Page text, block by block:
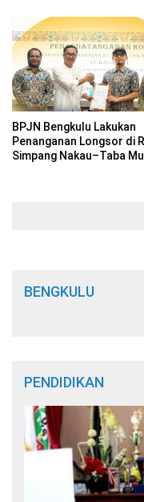
BPJN Bengkulu Lakukan
Penanganan Longsor di
Simpang Nakau–Taba
BENGKULU
PENDIDIKAN